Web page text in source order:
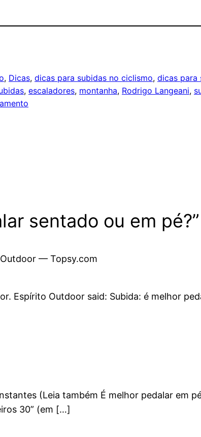
, Dicas, dicas para subidas no ciclismo, dicas para
, escaladores, montanha, Rodrigo Langeani,
sentado ou em pé?”
— Topsy.com
Espírito Outdoor said: Subida: é melhor
(Leia também É melhor pedalar em
30” (em […]